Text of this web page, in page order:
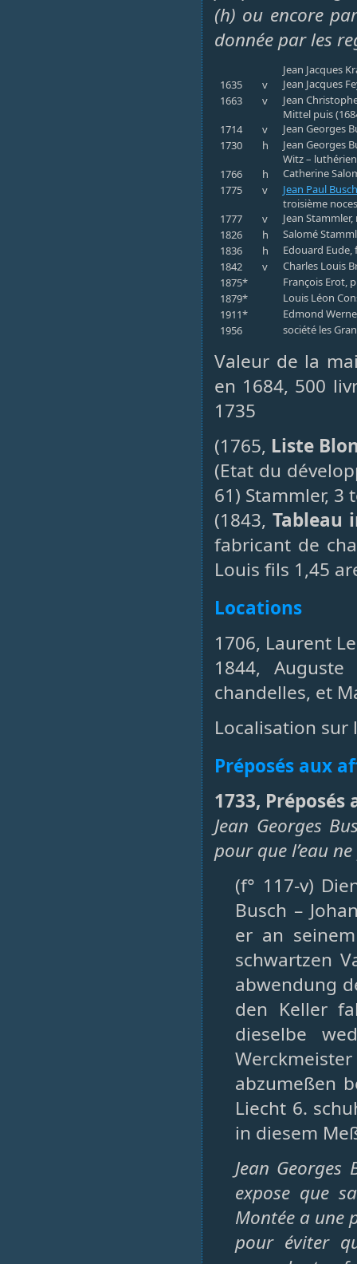
(h) ou encore
donnée par les
Jean Jacques
1635
v
Jean Jacques
1663
v
Jean
Mittel puis
1714
v
Jean Georges
1730
h
Jean Georges
Witz –
1766
h
Catherine
1775
v
Jean Paul Busch
troisième
1777
v
Jean
1826
h
Salomé
1836
h
Edouard
1842
v
Charles Louis
1875*
François Erot,
1879*
Louis Léon
1911*
Edmond
1956
société les
Valeur de la
en 1684, 500
1735
(1765, Liste
(Etat du
61) Stammler, 3
(1843, Tableau
fabricant de
Louis fils 1,45
Locations
1706, Laurent
1844,
chandelles, et
Localisation sur
Préposés aux
1733,
Jean Georges
pour que l’eau
(f° 117-v)
Busch –
er an
schwartzen
abwendung
den Keller
dieselbe
abzumeßen
Liecht 6.
in diesem
Jean Georges
expose que
Montée a une
pour éviter